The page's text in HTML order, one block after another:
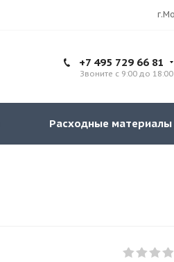
+7 495 729 66 81
Звоните с 9:00 до 18:00
Расходные материалы